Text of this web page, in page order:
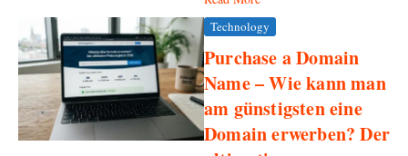
Technology
Purchase a Domain
Name – Wie kann man
am günstigsten eine
Domain erwerben? Der